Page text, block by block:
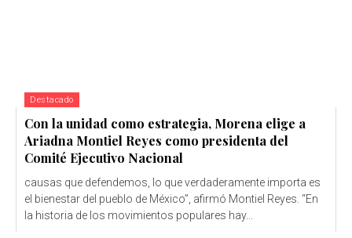
Destacado
Con la unidad como estrategia, Morena elige a
Ariadna Montiel Reyes como presidenta del
Comité Ejecutivo Nacional
causas que defendemos, lo que verdaderamente importa es
el bienestar del pueblo de México”, afirmó Montiel Reyes. “En
la historia de los movimientos populares hay...